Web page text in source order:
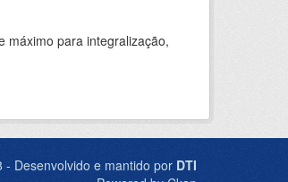
máximo para integralização,
- Desenvolvido e mantido por DTI